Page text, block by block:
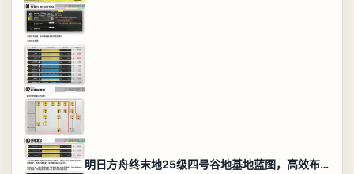
明日方舟终末地25级四号谷地基地蓝图，高效布局规划